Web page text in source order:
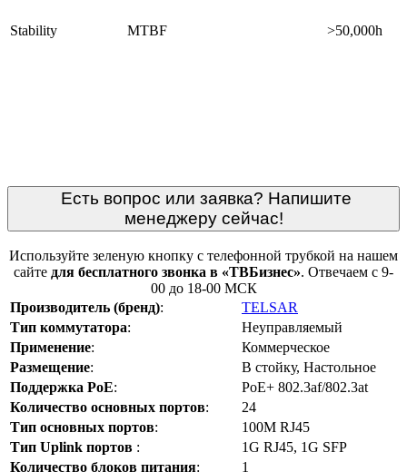
Stability MTBF >50,000h
менеджеру сейчас!
Используйте зеленую кнопку с телефонной трубкой на нашем
сайте для бесплатного звонка в «ТВБизнес». Отвечаем с 9-
00 до 18-00 МСК
Производитель (бренд):
TELSAR
Тип коммутатора:
Неуправляемый
Применение:
Коммерческое
Размещение:
В стойку, Настольное
Поддержка PoE:
PoE+ 802.3af/802.3at
Количество основных портов:
24
Тип основных портов:
100М RJ45
Тип Uplink портов :
1G RJ45, 1G SFP
Количество блоков питания:
1